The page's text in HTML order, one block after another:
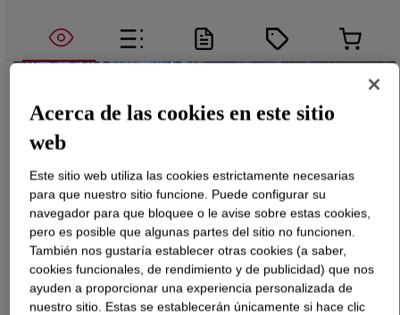
Qué esPRIMAL™ SR-01 Emulsion?
Functional emulsion polymer developed for the rapidly
growing solar reflective market on exterior coatings. The
Acerca de las cookies en este sitio
web
Este sitio web utiliza las cookies estrictamente necesarias
para que nuestro sitio funcione. Puede configurar su
navegador para que bloquee o le avise sobre estas cookies,
pero es posible que algunas partes del sitio no funcionen.
También nos gustaría establecer otras cookies (a saber,
cookies funcionales, de rendimiento y de publicidad) que nos
ayuden a proporcionar una experiencia personalizada de
nuestro sitio. Estas se establecerán únicamente si hace clic